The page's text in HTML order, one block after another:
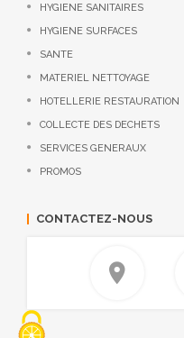
HYGIENE SANITAIRES
HYGIENE SURFACES
SANTE
MATERIEL NETTOYAGE
HOTELLERIE RESTAURATION
COLLECTE DES DECHETS
SERVICES GENERAUX
PROMOS
CONTACTEZ-NOUS